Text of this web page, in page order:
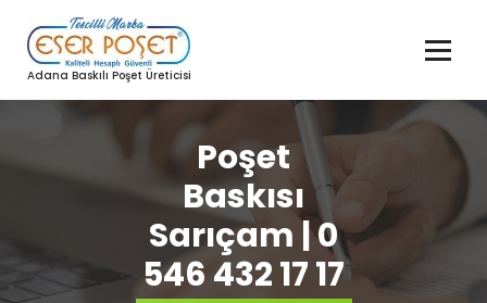
geç
Adana Baskılı Poşet Üreticisi
Poşet
Baskısı
Sarıçam | 0
546 432 17 17